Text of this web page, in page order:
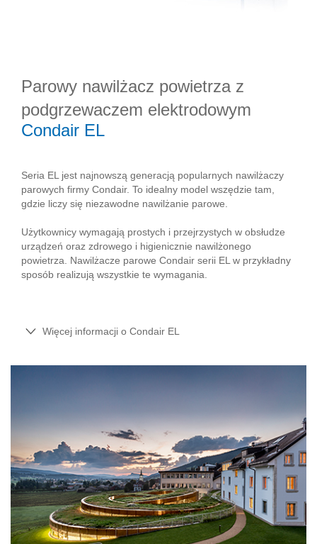
Parowy nawilżacz powietrza z
podgrzewaczem elektrodowym
Condair EL
Seria EL jest najnowszą generacją popularnych nawilżaczy
parowych firmy Condair. To idealny model wszędzie tam,
gdzie liczy się niezawodne nawilżanie parowe.
Użytkownicy wymagają prostych i przejrzystych w obsłudze
urządzeń oraz zdrowego i higienicznie nawilżonego
powietrza. Nawilżacze parowe Condair serii EL w przykładny
sposób realizują wszystkie te wymagania.
Więcej informacji o Condair EL